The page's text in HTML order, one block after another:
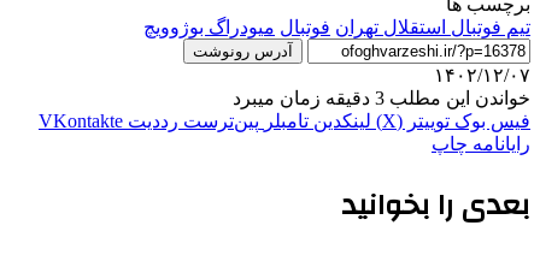
تیم فوتبال استقلال تهران فوتبال میودراگ بوژوویچ
آدرس رونوشت
۱۴۰۲/۱۲/۰۷
خواندن این مطلب 3 دقیقه زمان میبرد
فیس بوک توییتر (X) لینکدین ‫تامبلر ‫پین‌ترست ‫رددیت ‫VKontakte
رایانامه چاپ
بعدی را بخوانید